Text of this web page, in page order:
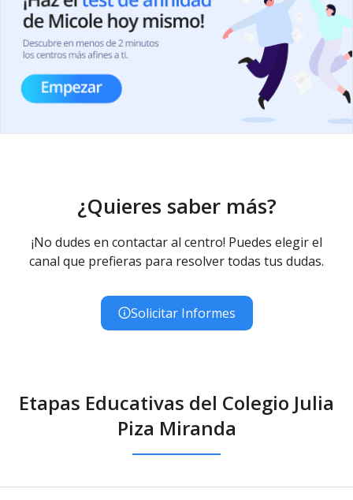
¿Quieres saber más?
¡No dudes en contactar al centro! Puedes elegir el
canal que prefieras para resolver todas tus dudas.
Solicitar Informes
Etapas Educativas del Colegio Julia
Piza Miranda